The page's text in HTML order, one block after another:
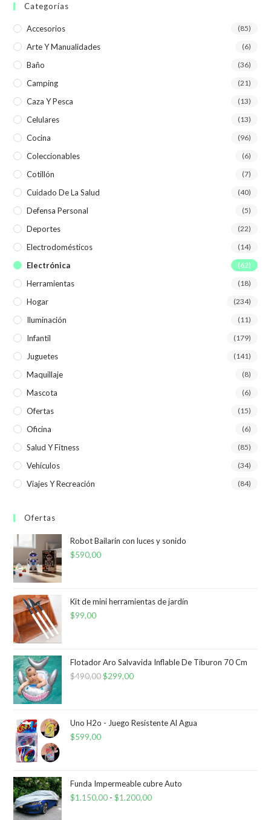
Categorías
Accesorios (85)
Arte Y Manualidades (6)
Baño (36)
Camping (21)
Caza Y Pesca (13)
Celulares (13)
Cocina (96)
Coleccionables (6)
Cotillón (7)
Cuidado De La Salud (40)
Defensa Personal (5)
Deportes (22)
Electrodomésticos (14)
Electrónica (62)
Herramientas (18)
Hogar (234)
Iluminación (11)
Infantil (179)
Juguetes (141)
Maquillaje (8)
Mascota (6)
Ofertas (15)
Oficina (6)
Salud Y Fitness (85)
Vehículos (34)
Viajes Y Recreación (84)
Ofertas
Robot Bailarín con luces y sonido
$590,00
Kit de mini herramientas de jardín
$99,00
Flotador Aro Salvavida Inflable De Tiburon 70 Cm
$490,00El
era:
$299,00El
es:
Uno H2o - Juego Resistente Al Agua
$599,00
Funda Impermeable cubre Auto
$1.150,00 - $1.200,00Rango